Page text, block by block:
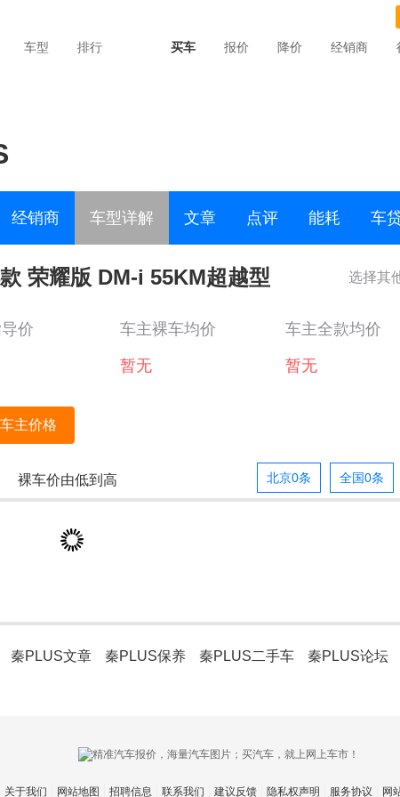
车型 排行 买车 报价 降价 经销商
经销商 车型详解 文章 点评 能耗 车
荣耀版 DM-i 55KM超越型 选择其
价 车主裸车均价
暂无
车主全款均价
暂无
主价格
裸车价由低到高 北京0条 全国0条
秦PLUS文章 秦PLUS保养 秦PLUS二手车
秦PLUS论坛
关于我们 网站地图 招聘信息 联系我们 建议反馈 隐私权声明 服务协议 网